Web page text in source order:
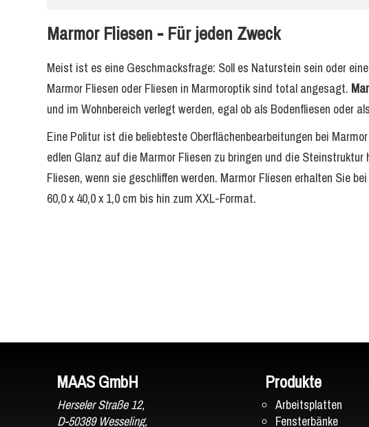
Marmor Fliesen - Für jeden Zweck
Meist ist es eine Geschmacksfrage: Soll es Naturstein sein oder
Marmor Fliesen oder Fliesen in Marmoroptik sind total angesagt.
und im Wohnbereich verlegt werden, egal ob als Bodenfliesen oder
Eine Politur ist die beliebteste Oberflächenbearbeitungen bei
edlen Glanz auf die Marmor Fliesen zu bringen und die
Fliesen, wenn sie geschliffen werden. Marmor Fliesen erhalten Sie
60,0 x 40,0 x 1,0 cm bis hin zum XXL-Format.
MAAS GmbH
Herseler Straße 12,
D-50389 Wesseling,
Produkte
Arbeitsplatten
Fensterbänke